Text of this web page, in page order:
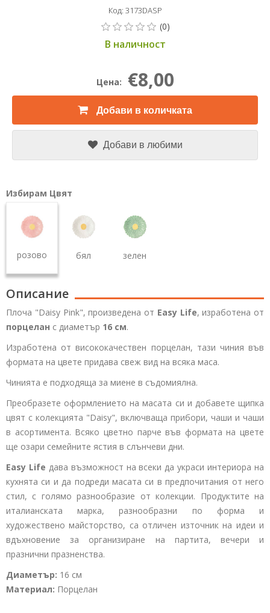
Код: 3173DASP
В наличност
Цена: €8,00
Добави в количката
Добави в любими
Избирам Цвят
розово бял зелен
Описание
Плоча "Daisy Pink", произведена от Easy Life, изработена от
порцелан с диаметър 16 см.
Изработена от висококачествен порцелан, тази чиния във
формата на цвете придава свеж вид на всяка маса.
Чинията е подходяща за миене в съдомиялна.
Преобразете оформлението на масата си и добавете щипка
цвят с колекцията "Daisy", включваща прибори, чаши и чаши
в асортимента. Всяко цветно парче във формата на цвете
ще озари семейните ястия в слънчеви дни.
Easy Life дава възможност на всеки да украси интериора на
кухнята си и да подреди масата си в предпочитания от него
стил, с голямо разнообразие от колекции. Продуктите на
италианската марка, разнообразни по форма и
художествено майсторство, са отличен източник на идеи и
вдъхновение за организиране на партита, вечери и
празнични празненства.
Диаметър: 16 см
Материал: Порцелан